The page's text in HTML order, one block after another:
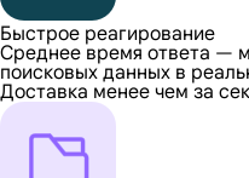
Быстрое реагирование
Среднее время ответа —
поисковых данных в
Доставка менее чем за